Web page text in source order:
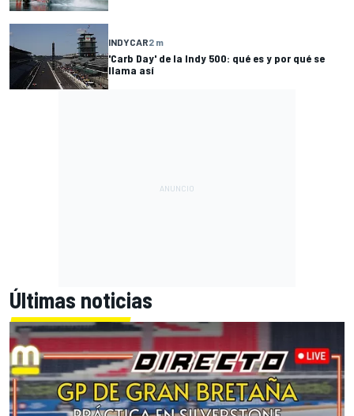
INDYCAR2 m
'Carb Day' de la Indy 500: qué es y por qué se
llama así
Últimas noticias